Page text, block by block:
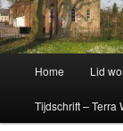
Home Lid
Tijdschrift – Terra